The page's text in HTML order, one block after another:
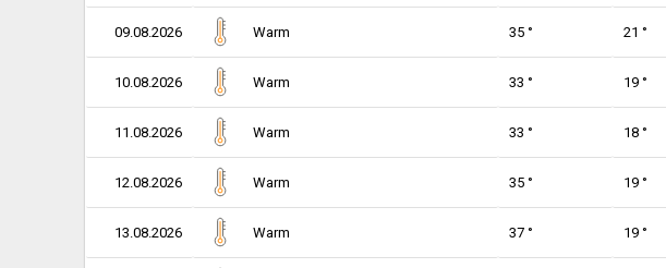
09.08.2026 Warm 35 ° 21 °
10.08.2026 Warm 33 ° 19 °
11.08.2026 Warm 33 ° 18 °
12.08.2026 Warm 35 ° 19 °
13.08.2026 Warm 37 ° 19 °